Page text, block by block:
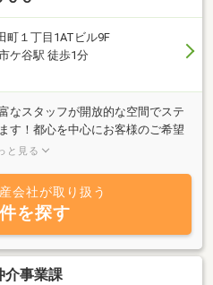
町１丁目1ATビル9F
ケ谷駅 徒歩1分
なスタッフが開放的な空間でステ
す！都心を中心にお客様のご希望
供させて頂きます！お気軽にご相
と見る
会社が取り扱う
を探す
事業課